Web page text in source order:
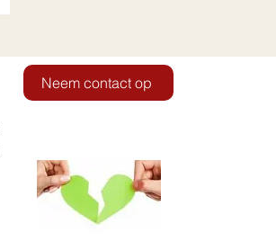
Neem contact op